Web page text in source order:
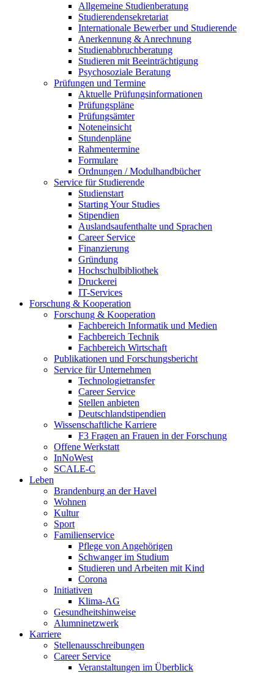
Allgemeine Studienberatung
Studierendensekretariat
Internationale Bewerber und Studierende
Anerkennung & Anrechnung
Studienabbruchberatung
Studieren mit Beeinträchtigung
Psychosoziale Beratung
Prüfungen und Termine
Aktuelle Prüfungsinformationen
Prüfungspläne
Prüfungsämter
Noteneinsicht
Stundenpläne
Rahmentermine
Formulare
Ordnungen / Modulhandbücher
Service für Studierende
Studienstart
Starting Your Studies
Stipendien
Auslandsaufenthalte und Sprachen
Career Service
Finanzierung
Gründung
Hochschulbibliothek
Druckerei
IT-Services
Forschung & Kooperation
Forschung & Kooperation
Fachbereich Informatik und Medien
Fachbereich Technik
Fachbereich Wirtschaft
Publikationen und Forschungsbericht
Service für Unternehmen
Technologietransfer
Career Service
Stellen anbieten
Deutschlandstipendien
Wissenschaftliche Karriere
F3 Fragen an Frauen in der Forschung
Offene Werkstatt
InNoWest
SCALE-C
Leben
Brandenburg an der Havel
Wohnen
Kultur
Sport
Familienservice
Pflege von Angehörigen
Schwanger im Studium
Studieren und Arbeiten mit Kind
Corona
Initiativen
Klima-AG
Gesundheitshinweise
Alumninetzwerk
Karriere
Stellenausschreibungen
Career Service
Veranstaltungen im Überblick